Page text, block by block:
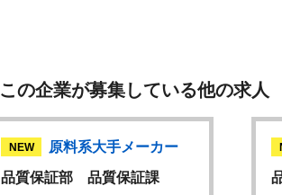
この企業が募集している他の求人
NEW
原料系大手メーカー
品質保証部 品質保証課